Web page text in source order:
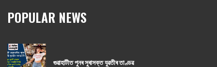
POPULAR NEWS
গুৱাহাটীত পুনৰ সুৰাসক্ত যুৱতীৰ তাণ্ডৱ